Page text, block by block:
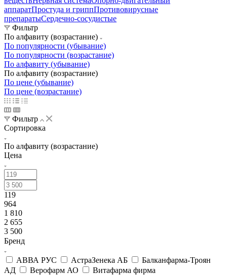
аппаратПростуда и гриппПротивовирусные
препаратыСердечно-сосудистые
Фильтр
По алфавиту (возрастание)
По популярности (убывание)
По популярности (возрастание)
По алфавиту (убывание)
По алфавиту (возрастание)
По цене (убывание)
По цене (возрастание)
Фильтр
Сортировка
По алфавиту (возрастание)
Цена
119
964
1 810
2 655
3 500
Бренд
АВВА РУС АстраЗенека АБ
Балканфарма-Троян
АД
Верофарм АО
Витафарма фирма